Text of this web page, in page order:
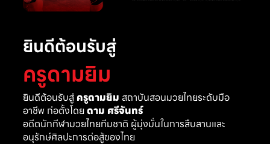
ยินดีต้อนรับสู่
ครูดามยิม
ยินดีต้อนรับสู่ ครูดามยิม สถาบันสอนมวยไทยระดับมือ
อาชีพ ก่อตั้งโดย ดาม ศรีจันทร์
อดีตนักกีฬามวยไทยทีมชาติ ผู้มุ่งมั่นในการสืบสานและ
อนุรักษ์ศิลปะการต่อสู้ของไทย